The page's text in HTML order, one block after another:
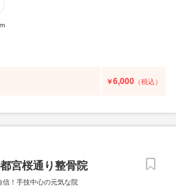
￥6,000 （税込）
宮桜通り整骨院
信！手技中心の元気な院